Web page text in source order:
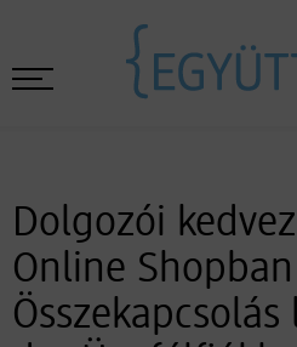
Dolgozói
Online